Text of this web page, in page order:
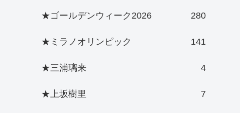
★ゴールデンウィーク2026 280
★ミラノオリンピック 141
★三浦璃来 4
★上坂樹里 7